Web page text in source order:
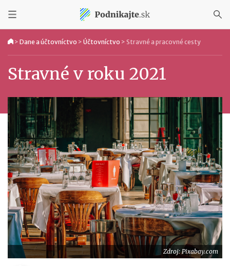
> Dane a účtovníctvo > Účtovníctvo > Stravné a pracovné cesty
Stravné v roku 2021
Zdroj: Pixabay.com